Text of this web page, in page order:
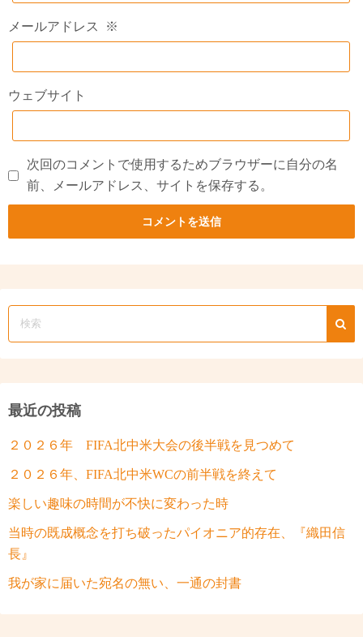
メールアドレス ※
ウェブサイト
次回のコメントで使用するためブラウザーに自分の名
前、メールアドレス、サイトを保存する。
最近の投稿
２０２６年 FIFA北中米大会の後半戦を見つめて
２０２６年、FIFA北中米WCの前半戦を終えて
楽しい趣味の時間が不快に変わった時
当時の既成概念を打ち破ったパイオニア的存在、『織田信
長』
我が家に届いた宛名の無い、一通の封書